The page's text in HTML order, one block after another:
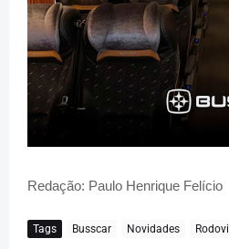
Redação: Paulo Henrique Felício
Tags Busscar Novidades